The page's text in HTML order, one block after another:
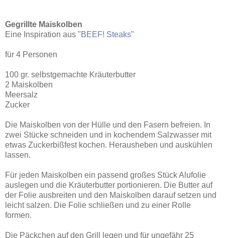
Gegrillte Maiskolben
Eine Inspiration aus "BEEF! Steaks"
für 4 Personen
100 gr. selbstgemachte Kräuterbutter
2 Maiskolben
Meersalz
Zucker
Die Maiskolben von der Hülle und den Fasern befreien. In
zwei Stücke schneiden und in kochendem Salzwasser mit
etwas Zuckerbißfest kochen. Herausheben und auskühlen
lassen.
Für jeden Maiskolben ein passend großes Stück Alufolie
auslegen und die Kräuterbutter portionieren. Die Butter auf
der Folie ausbreiten und den Maiskolben darauf setzen und
leicht salzen. Die Folie schließen und zu einer Rolle
formen.
Die Päckchen auf den Grill legen und für ungefähr 25